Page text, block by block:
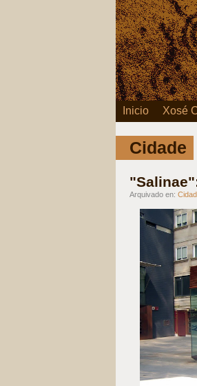
Inicio Xosé
Cidade
Arquivado en: